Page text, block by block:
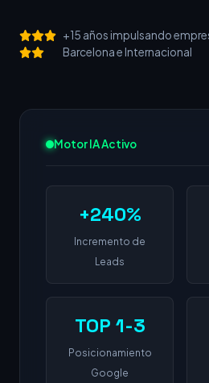
+15 años impulsando
Barcelona e Internacional
Motor IA Activo
+240%
Incremento de
Leads
TOP 1-3
Posicionamiento
Google